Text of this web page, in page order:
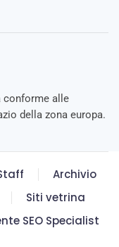
conforme alle
della zona europa.
Archivio
Siti vetrina
SEO Specialist